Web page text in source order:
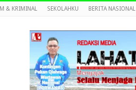
& KRIMINAL SEKOLAHKU BERITA NASIONAL